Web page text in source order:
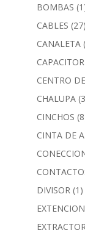
BOMBAS
CABLES (27)
CANALETA
CENTRO
CHALUPA
CINCHOS
CINTA DE
DIVISOR (1)
EXTRACTOR